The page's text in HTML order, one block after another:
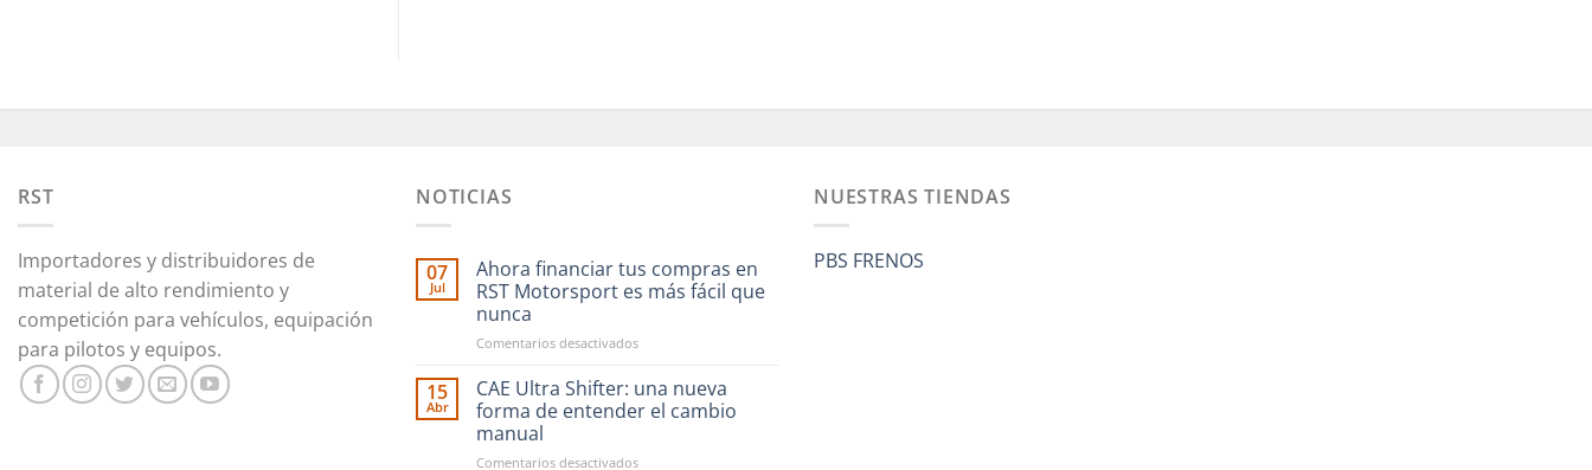
RST
Importadores y distribuidores de
material de alto rendimiento y
competición para vehículos, equipación
para pilotos y equipos.
NOTICIAS
07
Jul
Ahora financiar tus compras en
RST Motorsport es más fácil que
nunca
Comentarios desactivadosen
financiar
compras
RST
15
Abr
CAE Ultra Shifter: una nueva
forma de entender el cambio
manual
Comentarios desactivadosen
NUESTRAS TIENDAS
PBS FRENOS